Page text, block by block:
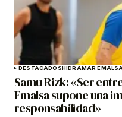
DESTACADOSHIDRAMAR
Samu Rizk: «Ser
Emalsa supone una
responsabilidad»